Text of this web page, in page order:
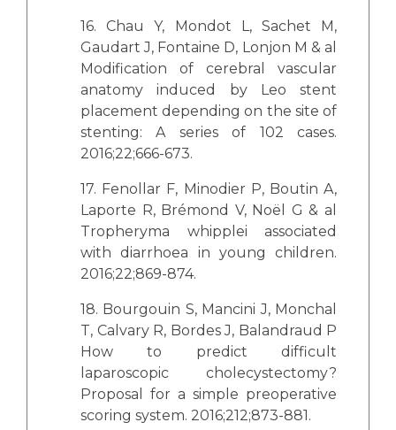
16. Chau Y, Mondot L, Sachet M,
Gaudart J, Fontaine D, Lonjon M & al
Modification of cerebral vascular
anatomy induced by Leo stent
placement depending on the site of
stenting: A series of 102 cases.
2016;22;666-673.
17. Fenollar F, Minodier P, Boutin A,
Laporte R, Brémond V, Noël G & al
Tropheryma whipplei associated
with diarrhoea in young children.
2016;22;869-874.
18. Bourgouin S, Mancini J, Monchal
T, Calvary R, Bordes J, Balandraud P
How to predict difficult
laparoscopic cholecystectomy?
Proposal for a simple preoperative
scoring system. 2016;212;873-881.